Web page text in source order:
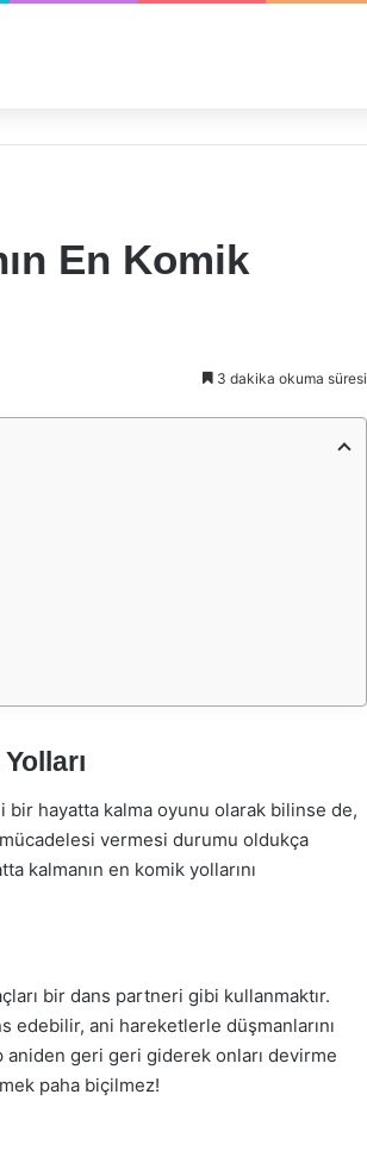
En Komik
3 dakika okuma süresi
bir hayatta kalma oyunu olarak bilinse de,
vermesi durumu oldukça
kalmanın en komik yollarını
bir dans partneri gibi kullanmaktır.
edebilir, ani hareketlerle düşmanlarını
aniden geri geri giderek onları devirme
paha biçilmez!